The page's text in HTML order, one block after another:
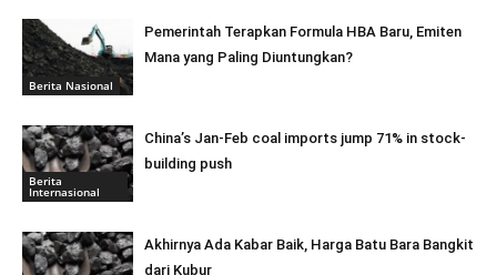
Berita Nasional
Pemerintah Terapkan Formula HBA Baru, Emiten
Mana yang Paling Diuntungkan?
Berita
Internasional
China’s Jan-Feb coal imports jump 71% in stock-
building push
Akhirnya Ada Kabar Baik, Harga Batu Bara Bangkit
dari Kubur